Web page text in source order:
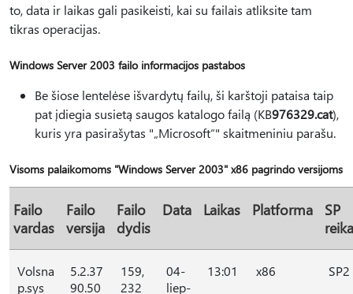
to, data ir laikas gali pasikeisti, kai su failais atliksite tam
tikras operacijas.
Windows Server 2003 failo informacijos pastabos
Be šiose lentelėse išvardytų failų, ši karštoji pataisa taip
pat įdiegia susietą saugos katalogo failą (KB976329.cat),
kuris yra pasirašytas "„Microsoft“" skaitmeniniu parašu.
Visoms palaikomoms "Windows Server 2003" x86 pagrindo versijoms
Failo
vardas
Failo
versija
Failo
dydis
Data Laikas Platforma
SP
Volsna
p.sys
5.2.37
90.50
159,
232
04-
liep-
13:01 x86 SP2